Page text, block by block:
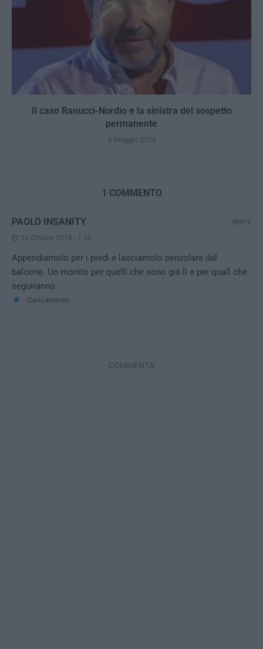
Il caso Ranucci-Nordio e la sinistra del sospetto
permanente
4 Maggio 2026
1 COMMENTO
PAOLO INSANITY
24 Ottobre 2016 - 1:36
Appendiamolo per i piedi e lasciamolo penzolare dal
balcone. Un monito per quelli che sono già lì e per quall che
seguiranno.
Caricamento...
REPLY
COMMENTA